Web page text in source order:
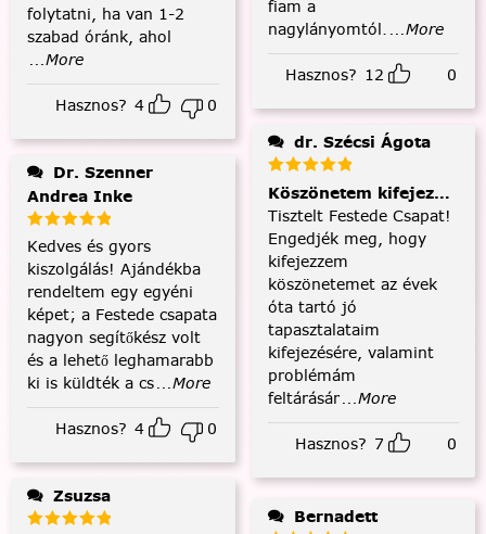
folytatni, ha van 1-2
szabad óránk, ahol
...More
Hasznos? 4 0
Andrea Inke
Kedves és gyors
kiszolgálás! Ajándékba
rendeltem egy egyéni
képet; a Festede csapata
nagyon segítőkész volt
és a lehető leghamarabb
ki is küldték a cs...More
Hasznos? 4 0
Zsuzsa
fiam a
nagylányomtól. ...More
Hasznos? 12 0
dr. Szécsi Ágota
Köszönetem kifejezése
Tisztelt Festede Csapat!
Engedjék meg, hogy
kifejezzem
köszönetemet az évek
óta tartó jó
tapasztalataim
kifejezésére, valamint
problémám
feltárásár...More
Hasznos? 7 0
Bernadett